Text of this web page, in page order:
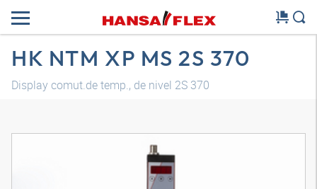
HK NTM XP MS 2S 370
Display comut.de temp., de nivel 2S 370